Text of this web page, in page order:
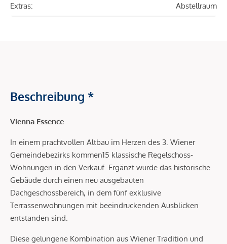
Extras: Abstellraum
Beschreibung *
Vienna Essence
In einem prachtvollen Altbau im Herzen des 3. Wiener
Gemeindebezirks kommen15 klassische Regelschoss-
Wohnungen in den Verkauf. Ergänzt wurde das historische
Gebäude durch einen neu ausgebauten
Dachgeschossbereich, in dem fünf exklusive
Terrassenwohnungen mit beeindruckenden Ausblicken
entstanden sind.
Diese gelungene Kombination aus Wiener Tradition und